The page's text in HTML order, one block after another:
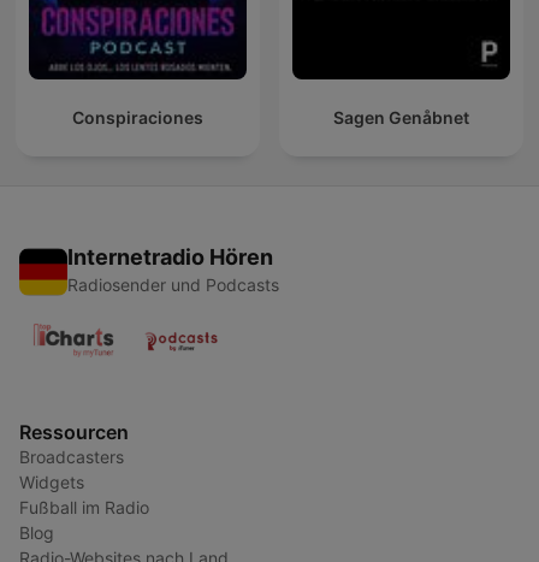
Conspiraciones Sagen Genåbnet
Internetradio Hören
Radiosender und Podcasts
Ressourcen
Broadcasters
Widgets
Fußball im Radio
Blog